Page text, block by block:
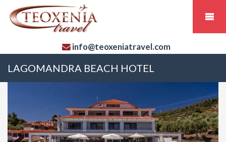
info@teoxeniatravel.com
LAGOMANDRA BEACH HOTEL